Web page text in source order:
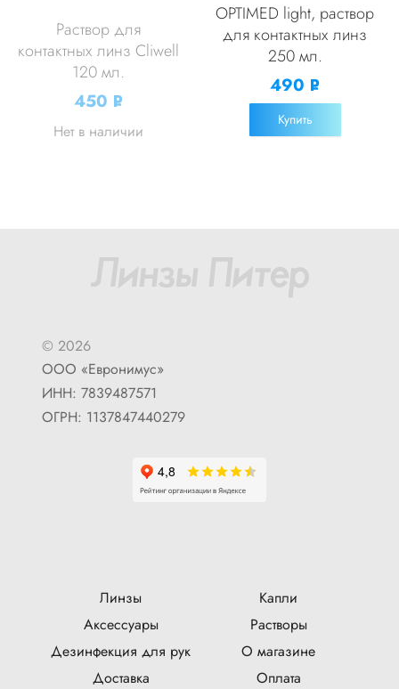
Раствор для
контактных линз Cliwell
120 мл.
450 Р
Нет в наличии
OPTIMED light, раствор
для контактных линз
250 мл.
490 Р
УБ.
Купить
© 2026
ООО «Евронимус»
ИНН: 7839487571
ОГРН: 1137847440279
Линзы
Капли
Аксессуары
Растворы
Дезинфекция для рук
О магазине
Доставка
Оплата